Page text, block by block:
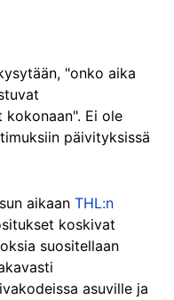
"onko aika
Ei ole
päivityksissä
aikaan THL:n
koskivat
suositellaan
asuville ja